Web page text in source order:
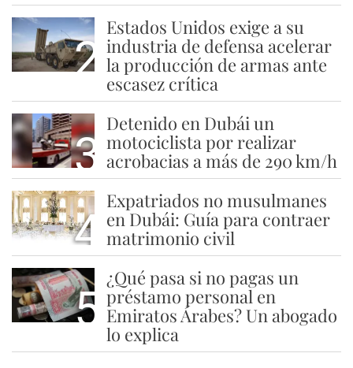
2
Estados Unidos exige a su
industria de defensa acelerar
la producción de armas ante
escasez crítica
3
Detenido en Dubái un
motociclista por realizar
acrobacias a más de 290 km/h
4
Expatriados no musulmanes
en Dubái: Guía para contraer
matrimonio civil
5
¿Qué pasa si no pagas un
préstamo personal en
Emiratos Árabes? Un abogado
lo explica